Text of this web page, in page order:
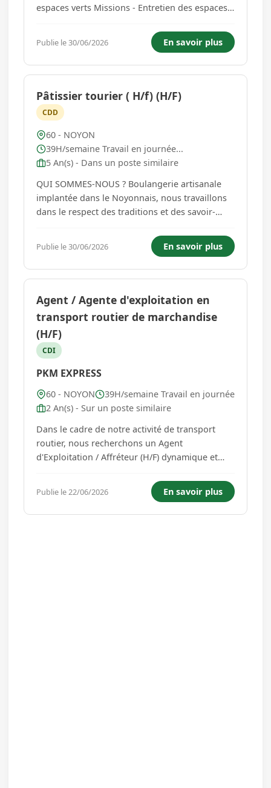
espaces verts Missions - Entretien des espaces
manuel ou mécanique, arrosage, ramassage
des feuilles - Plantations : massifs, arbustes,
arbres, fleurs saisonnières - Tail...
Publie le 30/06/2026 En savoir plus
Pâtissier tourier ( H/f) (H/F)
CDD
60 - NOYON
39H/semaine Travail en journée...
5 An(s) - Dans un poste similaire
QUI SOMMES-NOUS ? Boulangerie artisanale
implantée dans le Noyonnais, nous travaillons
dans le respect des traditions et des savoir-
tourier(ère) passionné(e) pour rejoindre notre
équipe. VOS MISSIONS - Pré...
Publie le 30/06/2026 En savoir plus
Agent / Agente d'exploitation en
transport routier de marchandise
(H/F)
CDI
PKM EXPRESS
60 - NOYON
39H/semaine Travail en journée
2 An(s) - Sur un poste similaire
Dans le cadre de notre activité de transport
routier, nous recherchons un Agent
d'Exploitation / Affréteur (H/F) dynamique et
rapidement et peut se poursuivre dans la
durée. Missions principales : -> Organisa...
Publie le 22/06/2026 En savoir plus